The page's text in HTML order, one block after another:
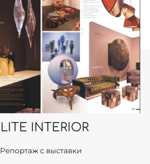
INTERIOR
Репортаж с выставки